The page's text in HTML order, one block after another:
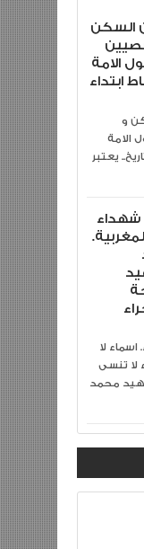
السكن
الامة
ابتداء
الامة
يعتبر
شهداء
لا تنسى
محمد